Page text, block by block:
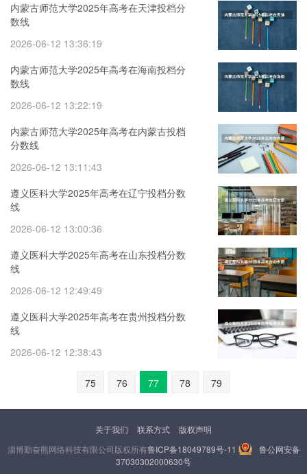
内蒙古师范大学2025年高考在天津投档分
数线
2026-06-12 13:36:19
内蒙古师范大学2025年高考在海南投档分
数线
2026-06-12 13:22:19
内蒙古师范大学2025年高考在内蒙古投档
分数线
2026-06-12 13:11:43
遵义医科大学2025年高考在辽宁投档分数
线
2026-06-12 13:00:36
遵义医科大学2025年高考在山东投档分数
线
2026-06-12 12:49:49
遵义医科大学2025年高考在贵州投档分数
线
2026-06-12 12:38:43
75 76 77 78 79
关于我们 联系方式
版权声明
淄博勤奋熊网络科技有限公司版权所有鲁ICP备18049789号-11
鲁公网安备
37030302000630号